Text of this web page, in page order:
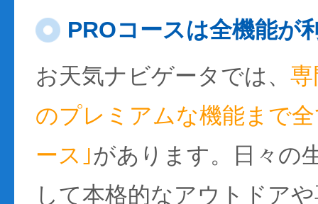
PROコースは全機能が
お天気ナビゲータでは、
のプレミアムな機能まで
ース｣があります。日々の
して本格的なアウトドア